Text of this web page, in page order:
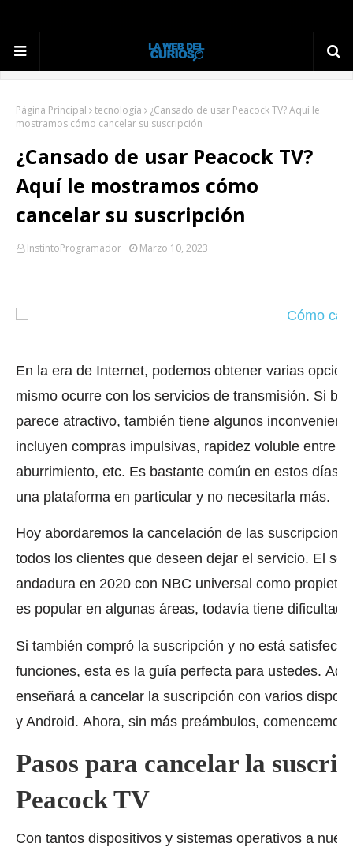
Página Principal tecnología
¿Cansado de usar Peacock TV? Aquí le
mostramos cómo cancelar su suscripción
¿Cansado de usar Peacock TV?
Aquí le mostramos cómo
cancelar su suscripción
InstintoProgramador Marzo 10, 2023
En la era de Internet, podemos obtener varias
mismo ocurre con los servicios de transmisión. Si
parece atractivo, también tiene algunos
incluyen compras impulsivas, rapidez voluble entre
aburrimiento, etc. Es bastante común en estos días
una plataforma en particular y no necesitarla más.
Hoy abordaremos la cancelación de las
todos los clientes que deseen dejar el servicio. El
andadura en 2020 con NBC universal como
es popular en algunas áreas, todavía tiene
Si también compró la suscripción y no está
funciones, esta es la guía perfecta para ustedes.
enseñará a cancelar la suscripción con varios
y Android. Ahora, sin más preámbulos, comencemos
Pasos para cancelar la
Peacock TV
Con tantos dispositivos y sistemas operativos a